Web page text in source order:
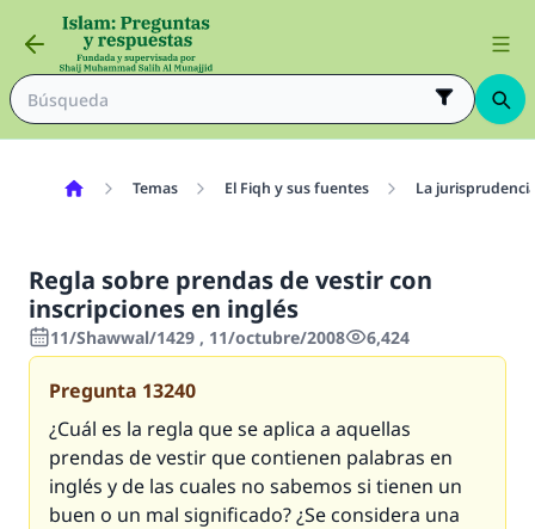
Temas El Fiqh y sus fuentes La
Regla sobre prendas de vestir con
inscripciones en inglés
11/Shawwal/1429 , 11/octubre/2008 6,424
Pregunta 13240
¿Cuál es la regla que se aplica a aquellas
prendas de vestir que contienen palabras en
inglés y de las cuales no sabemos si tienen un
buen o un mal significado? ¿Se considera una